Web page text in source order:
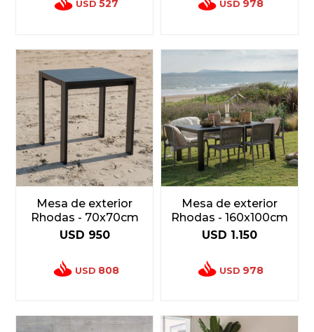
USD 527 USD 978
Mesa de exterior
Rhodas - 70x70cm
USD 950
USD 808
Mesa de exterior
Rhodas - 160x100cm
USD 1.150
USD 978